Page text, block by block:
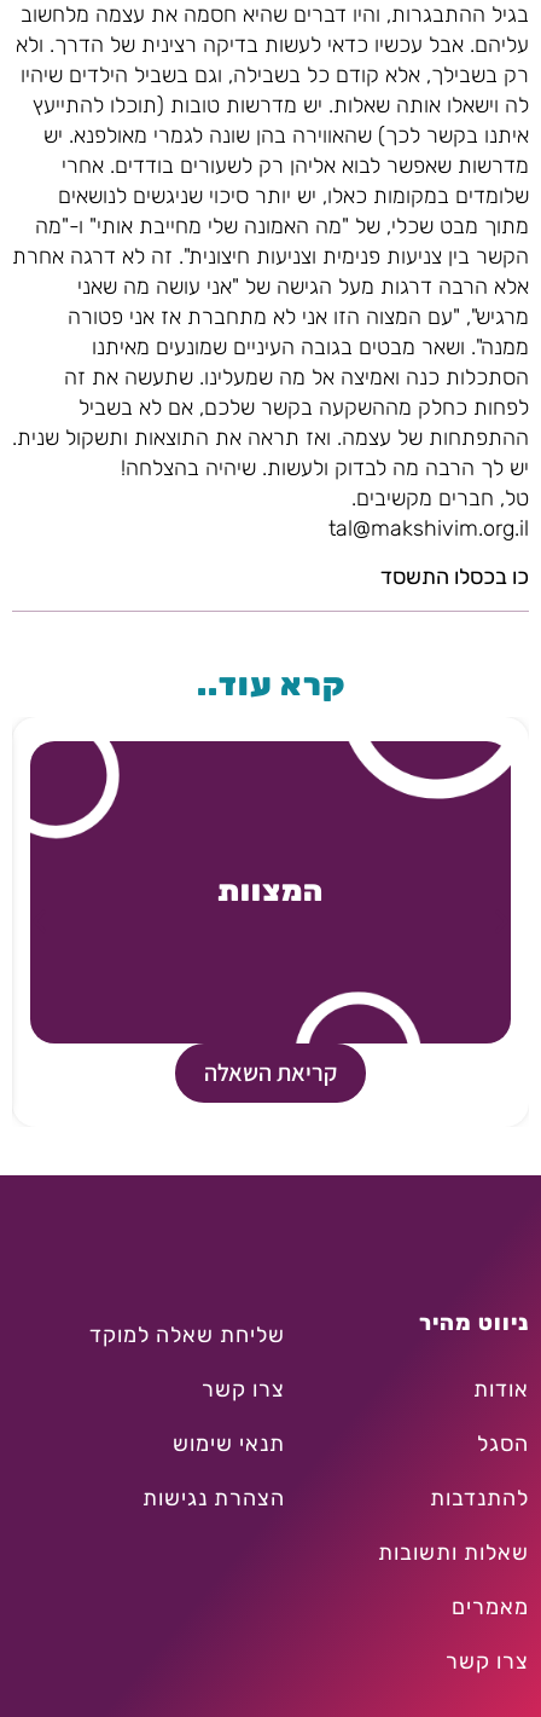
בגיל ההתבגרות, והיו דברים שהיא חסמה את עצמה מלחשוב
עליהם. אבל עכשיו כדאי לעשות בדיקה רצינית של הדרך. ולא
רק בשבילך, אלא קודם כל בשבילה, וגם בשביל הילדים שיהיו
לה וישאלו אותה שאלות. יש מדרשות טובות (תוכלו להתייעץ
איתנו בקשר לכך) שהאווירה בהן שונה לגמרי מאולפנא. יש
מדרשות שאפשר לבוא אליהן רק לשעורים בודדים. אחרי
שלומדים במקומות כאלו, יש יותר סיכוי שניגשים לנושאים
מתוך מבט שכלי, של "מה האמונה שלי מחייבת אותי" ו-"מה
הקשר בין צניעות פנימית וצניעות חיצונית". זה לא דרגה אחרת
אלא הרבה דרגות מעל הגישה של "אני עושה מה שאני
מרגיש", "עם המצוה הזו אני לא מתחברת אז אני פטורה
ממנה". ושאר מבטים בגובה העיניים שמונעים מאיתנו
הסתכלות כנה ואמיצה אל מה שמעלינו. שתעשה את זה
לפחות כחלק מההשקעה בקשר שלכם, אם לא בשביל
ההתפתחות של עצמה. ואז תראה את התוצאות ותשקול שנית.
יש לך הרבה מה לבדוק ולעשות. שיהיה בהצלחה!
טל, חברים מקשיבים.
tal@makshivim.org.il
כו בכסלו התשסד
קרא עוד..
המצוות
קריאת השאלה
ניווט מהיר
אודות
הסגל
להתנדבות
שאלות ותשובות
מאמרים
צרו קשר
שליחת שאלה למוקד
צרו קשר
תנאי שימוש
הצהרת נגישות